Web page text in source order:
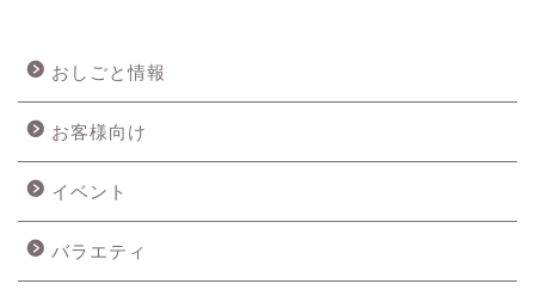
おしごと情報
お客様向け
イベント
バラエティ